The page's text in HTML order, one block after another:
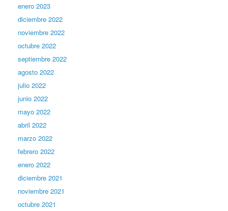
enero 2023
diciembre 2022
noviembre 2022
octubre 2022
septiembre 2022
agosto 2022
julio 2022
junio 2022
mayo 2022
abril 2022
marzo 2022
febrero 2022
enero 2022
diciembre 2021
noviembre 2021
octubre 2021